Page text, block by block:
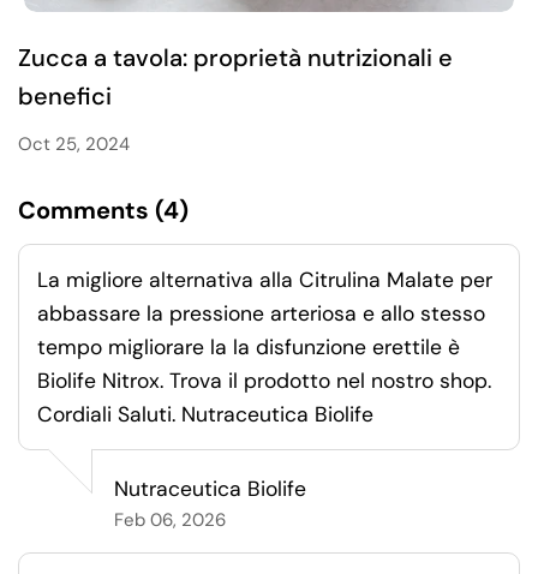
Zucca a tavola: proprietà nutrizionali e
benefici
Oct 25, 2024
Comments (4)
La migliore alternativa alla Citrulina Malate per
abbassare la pressione arteriosa e allo stesso
tempo migliorare la la disfunzione erettile è
Biolife Nitrox. Trova il prodotto nel nostro shop.
Cordiali Saluti. Nutraceutica Biolife
Nutraceutica Biolife
Feb 06, 2026